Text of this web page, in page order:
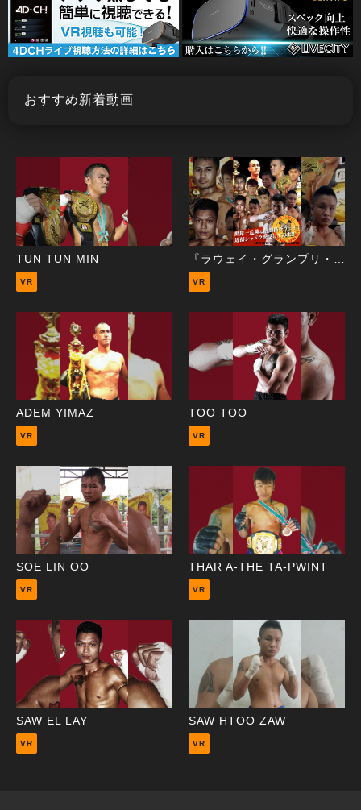
おすすめ新着動画
TUN TUN MIN
VR VR
ADEM YIMAZ
VR
TOO TOO
VR
SOE LIN OO
VR
THAR A-THE TA-PWINT
VR
SAW EL LAY
VR
SAW HTOO ZAW
VR